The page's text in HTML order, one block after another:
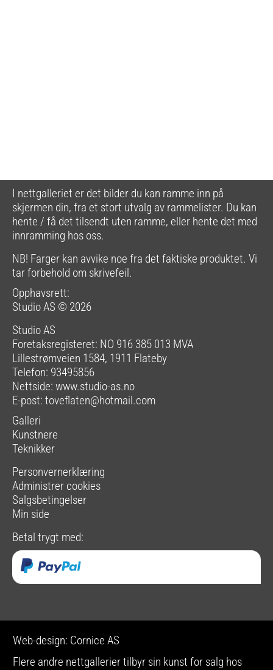
I nettgalleriet er det bilder du kan ramme inn på
skjermen din, fra et stort utvalg av rammelister. Du kan
hente / få det tilsendt uten ramme, eller hente det med
innramming hos oss.
NB! Farger kan avvike noe fra det faktiske produktet. Vi
tar forbehold om skrivefeil.
Opphavsrett:
Studio AS © 2026
Studio AS
Foretaksregisteret: NO 916 385 013 MVA
Lillestrømveien 1584, 1911 Flateby
Telefon: 93495856
Nettside: www.studio-as.no
E-post: toveflaten@hotmail.com
Galleri
Kunstnere
Teknikker
Personvernerklæring
Administrer cookies
Salgsbetingelser
Min side
Betal trygt med:
Web-design: Cornice AS
Flere andre nettgallerier tilbyr sin kunst for salg hos